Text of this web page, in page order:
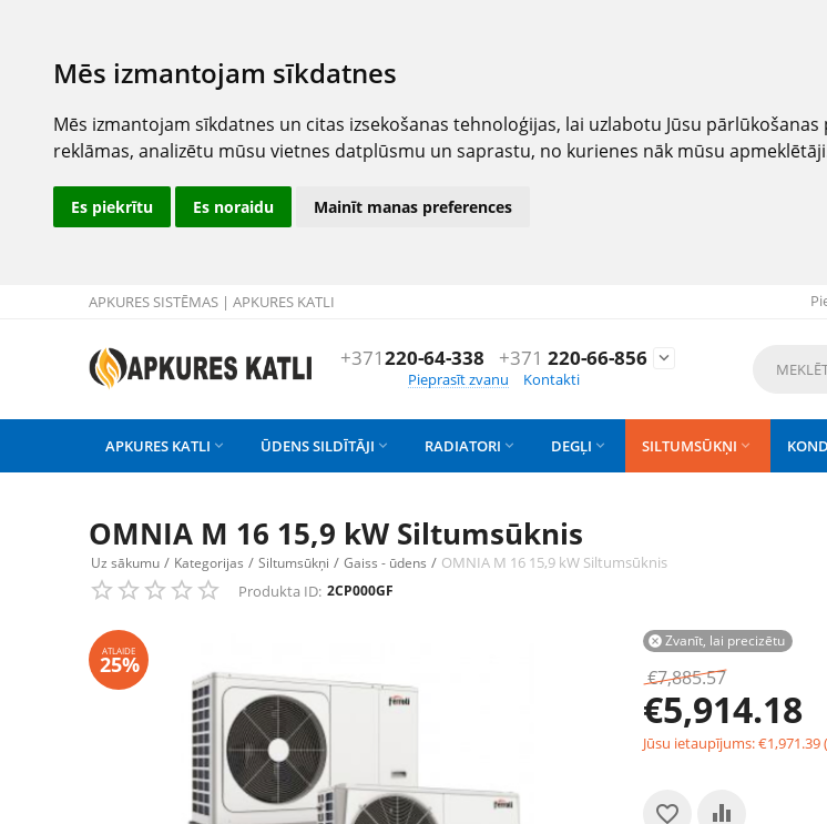
Mēs izmantojam sīkdatnes
Mēs izmantojam sīkdatnes un citas izsekošanas tehnoloģijas, lai uzlabotu Jūsu
reklāmas, analizētu mūsu vietnes datplūsmu un saprastu, no kurienes nāk mūsu
Es piekrītu Es noraidu Mainīt manas preferences
APKURES SISTĒMAS | APKURES KATLI
+371220-64-338 +371 220-66-856

Pieprasīt zvanu
Kontakti
APKURES KATLI  ŪDENS SILDĪTĀJI  RADIATORI  DEGĻI  SILTUMSŪKŅI 
OMNIA M 16 15,9 kW Siltumsūknis
Uz sākumu / Kategorijas / Siltumsūkņi / Gaiss - ūdens / OMNIA M 16 15,9 kW Siltumsūknis
Produkta ID: 2CP000GF
ATLAIDE
25%
Zvanīt, lai precizētu

€7,885.57
€5,914.18
Jūsu ietaupījums:€1,971.39(